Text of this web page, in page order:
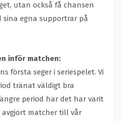
utan också få chansen
egna supportrar på
inför matchen:
första seger i seriespelet. Vi
tränat väldigt bra
period har det har varit
matcher till vår